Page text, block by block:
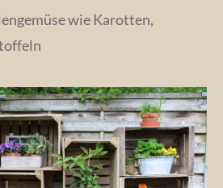
wie Karotten,